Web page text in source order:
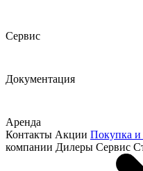
Сервис
Документация
Аренда
Контакты Акции Покупка и
компании Дилеры Сервис